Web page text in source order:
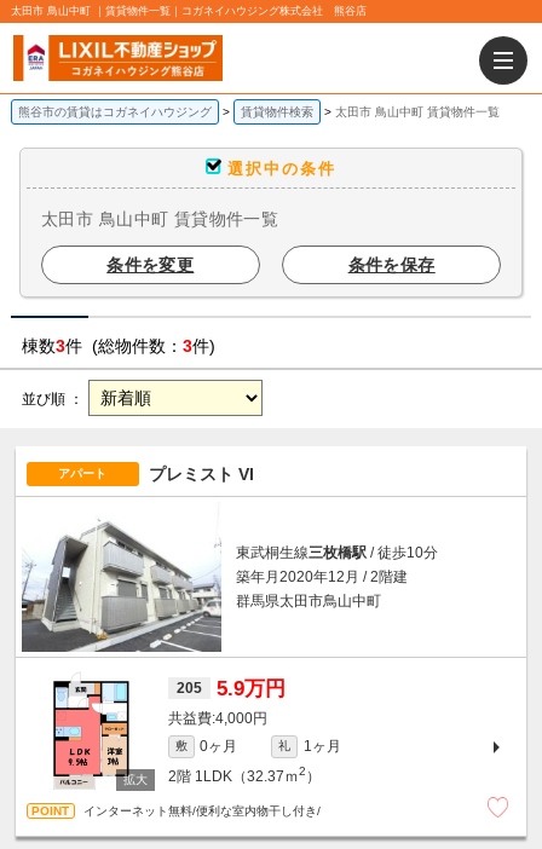
太田市 鳥山中町 ｜賃貸物件一覧｜コガネイハウジング株式会社 熊谷店
熊谷市の賃貸はコガネイハウジング 賃貸物件検索 太田市 鳥山中町 賃貸物件一覧
選択中の条件
太田市 鳥山中町 賃貸物件一覧
条件を変更 条件を保存
棟数3件 (総物件数： 3件)
並び順 ：
アパート プレミスト VI
東武桐生線三枚橋駅 / 徒歩10分
築年月2020年12月 / 2階建
群馬県太田市鳥山中町
205 5.9万円
4,000円
敷 0ヶ月 礼
1ヶ月
2階 1LDK（32.37ｍ2 ）
インターネット無料/便利な室内物干し付き/